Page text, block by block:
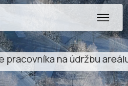
na údržbu areálu.,